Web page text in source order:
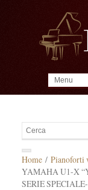
Home/ Pianoforti
YAMAHA U1-X
SERIE SPECIALE-